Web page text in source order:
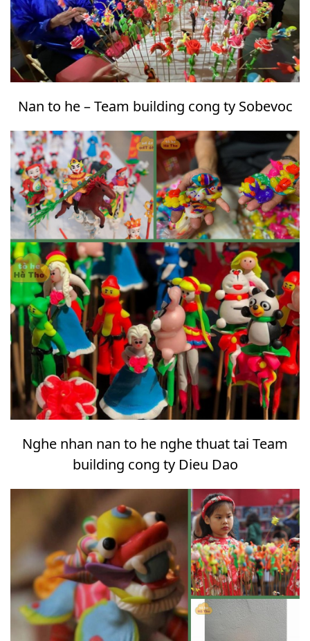
Nan to he – Team building cong ty Sobevoc
Nghe nhan nan to he nghe thuat tai Team
building cong ty Dieu Dao